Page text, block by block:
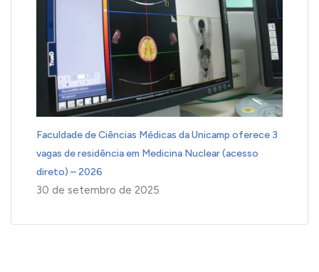
Faculdade de Ciências Médicas da Unicamp oferece 3
vagas de residência em Medicina Nuclear (acesso
direto) – 2026
30 de setembro de 2025